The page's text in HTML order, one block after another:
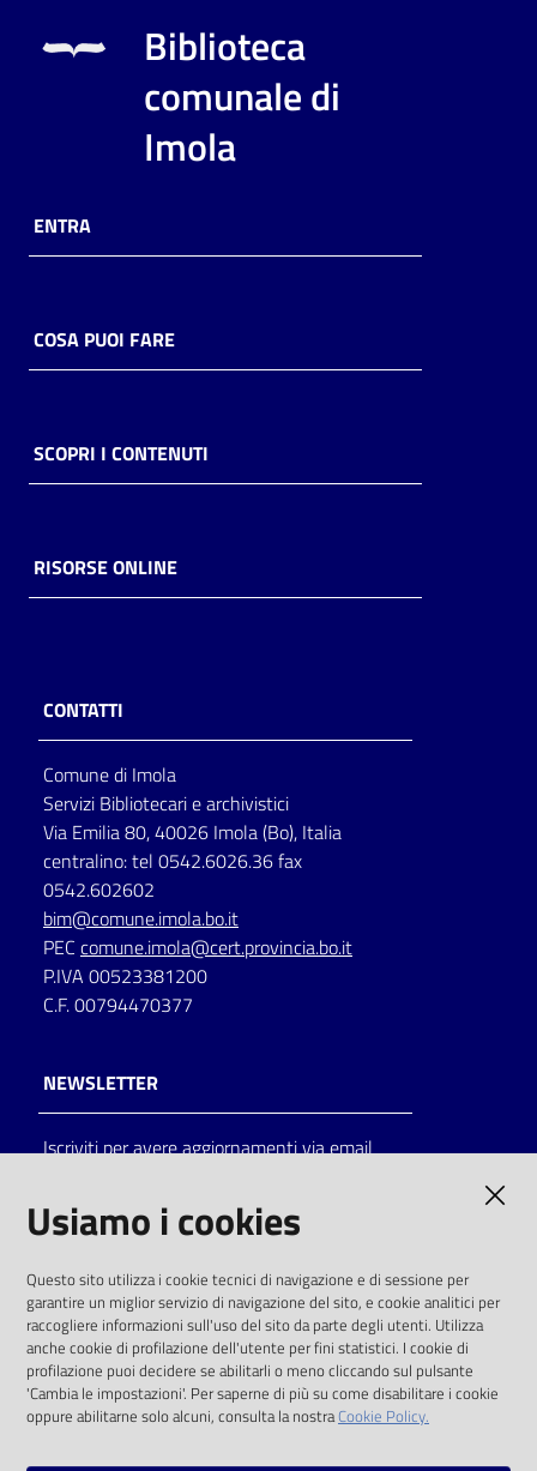
Biblioteca
comunale di
Imola
ENTRA
COSA PUOI FARE
SCOPRI I CONTENUTI
RISORSE ONLINE
CONTATTI
Comune di Imola
Servizi Bibliotecari e archivistici
Via Emilia 80, 40026 Imola (Bo), Italia
centralino: tel 0542.6026.36 fax
0542.602602
bim@comune.imola.bo.it
PEC comune.imola@cert.provincia.bo.it
P.IVA 00523381200
C.F. 00794470377
NEWSLETTER
Iscriviti per avere aggiornamenti via email
solo alle condizioni previste dalla direttiva
comunitaria 2003/98/CE e dal d.lgs. 36/2006
SOCIAL
Instagram
Usiamo i cookies
Questo sito utilizza i cookie tecnici di navigazione e di sessione per
garantire un miglior servizio di navigazione del sito, e cookie analitici per
raccogliere informazioni sull'uso del sito da parte degli utenti. Utilizza
anche cookie di profilazione dell'utente per fini statistici. I cookie di
profilazione puoi decidere se abilitarli o meno cliccando sul pulsante
'Cambia le impostazioni'. Per saperne di più su come disabilitare i cookie
oppure abilitarne solo alcuni, consulta la nostraCookie Policy.